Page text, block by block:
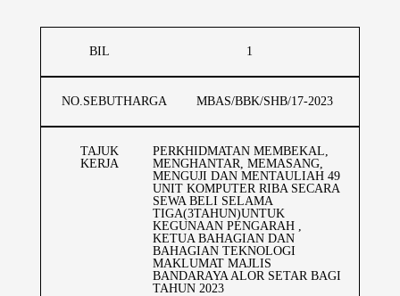
BIL 1
NO.SEBUTHARGA MBAS/BBK/SHB/17-2023
TAJUK
KERJA
PERKHIDMATAN MEMBEKAL,
MENGHANTAR, MEMASANG,
MENGUJI DAN MENTAULIAH 49
UNIT KOMPUTER RIBA SECARA
SEWA BELI SELAMA
TIGA(3TAHUN)UNTUK
KEGUNAAN PENGARAH ,
KETUA BAHAGIAN DAN
BAHAGIAN TEKNOLOGI
MAKLUMAT MAJLIS
BANDARAYA ALOR SETAR BAGI
TAHUN 2023